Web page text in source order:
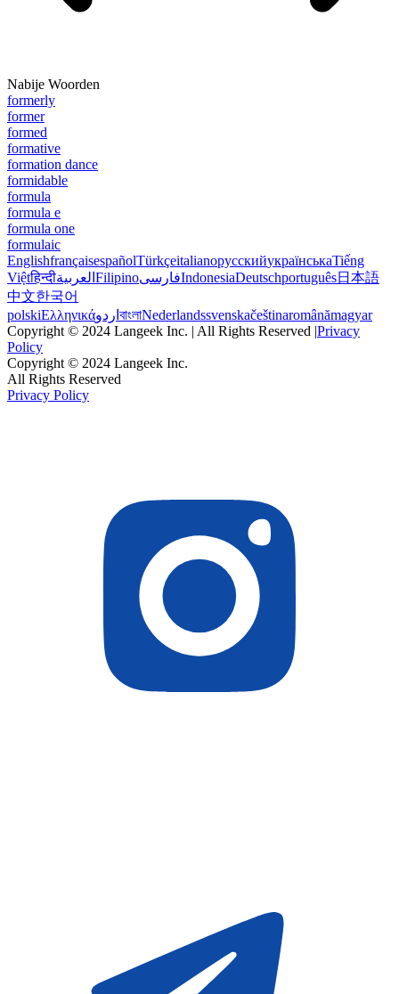
Nabije Woorden
formerly
former
formed
formative
formation dance
formidable
formula
formula e
formula one
formulaic
EnglishfrançaisespañolTürkçeitalianoрусскийукраїнськаTiếng
Việtहिन्दीالعربية FilipinoفارسیIndonesiaDeutschportuguês日本語
中文한국어
polskiΕλληνικάاردو বাংলাNederlandssvenskačeštinaromânămagyar
Copyright © 2024 Langeek Inc. | All Rights Reserved |Privacy
Policy
Copyright © 2024 Langeek Inc.
All Rights Reserved
Privacy Policy